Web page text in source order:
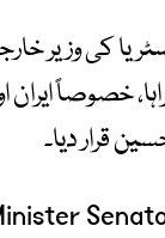
کی وزیر
خصوصاً ایران
قرار دیا۔